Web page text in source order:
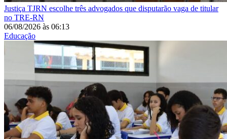
Justiça TJRN escolhe três advogados que disputarão vaga de titular
no TRE-RN
06/08/2026 às 06:13
Educação